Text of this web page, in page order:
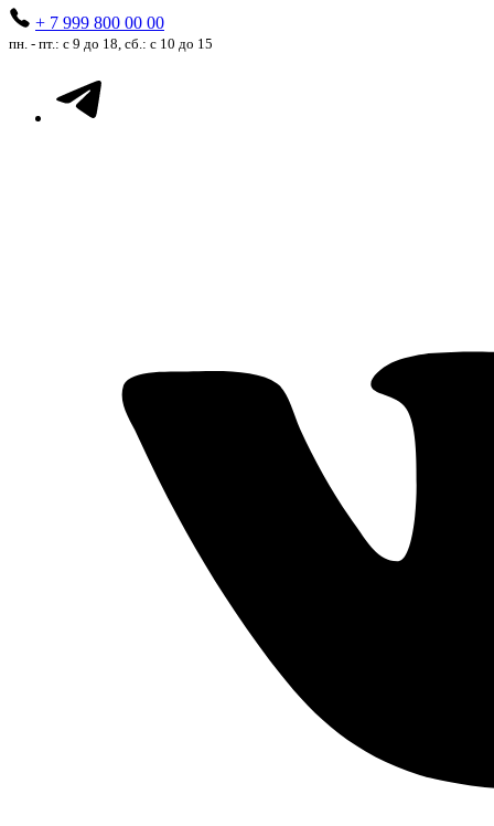
+ 7 999 800 00 00
пн. - пт.: с 9 до 18, сб.: с 10 до 15